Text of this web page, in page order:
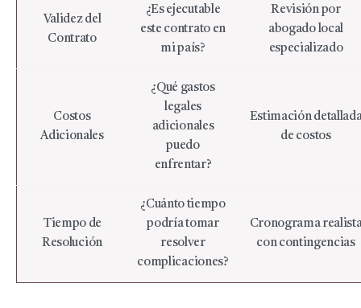
Validez del
Contrato
¿Es ejecutable
este contrato en
mi país?
Revisión por
abogado local
especializado
Costos
Adicionales
¿Qué gastos
legales
adicionales
puedo
enfrentar?
Estimación
de costos
Tiempo de
Resolución
¿Cuánto tiempo
podría tomar
resolver
complicaciones?
Cronograma
con contingencias